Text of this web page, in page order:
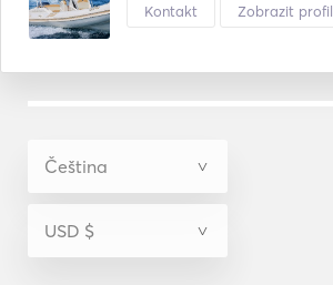
Kontakt Zobrazit profil